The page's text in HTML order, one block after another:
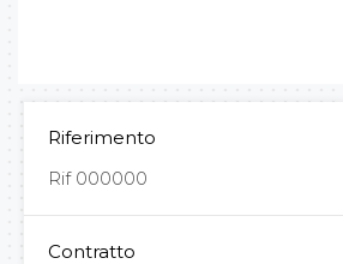
Riferimento
Contratto